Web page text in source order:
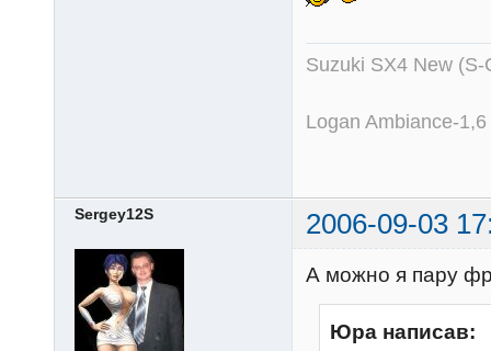
Suzuki SX4 New (S-
Logan Ambiance-
Sergey12S 2006-09-03
А можно я пару
Юра написав: